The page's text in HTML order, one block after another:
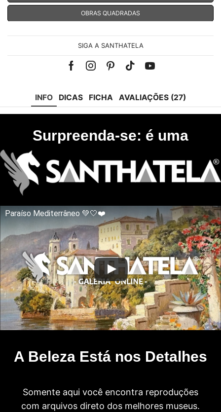
OBRAS QUADRADAS
SIGA A SANTHATELA
FacebookInstagramPinterest
Tik-Youtube
INFO DICAS FICHA AVALIAÇÕES (27)
Surpreenda-se: é uma
Paraíso Mediterrâneo 💚🤍❤️
A Beleza Está nos Detalhes
Somente aqui você encontra reproduções
com arquivos direto dos melhores museus.